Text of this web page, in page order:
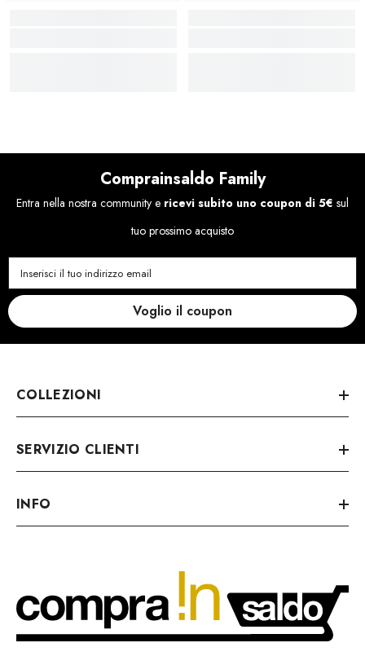
Comprainsaldo Family
Entra nella nostra community e ricevi subito uno coupon di 5€ sul
tuo prossimo acquisto
Inserisci il tuo indirizzo email
Voglio il coupon
COLLEZIONI
SERVIZIO CLIENTI
INFO